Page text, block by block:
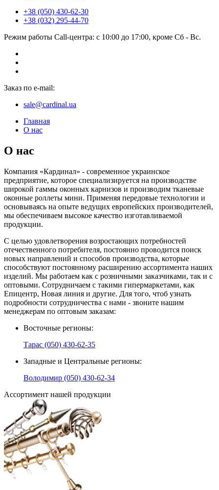
+38 (050) 430-62-30
+38 (032) 295-44-70
Режим работы Call-центра: с 10:00 до 17:00, кроме Сб - Вс.
Заказ по e-mail:
sale@cardinal.ua
Главная
О нас
О нас
Компания «Кардинал» - современное украинское
предприятие, которое специализируется на производстве
широкой гаммы оконных карнизов и производим тканевые
оконные роллеты мини. Применяя передовые технологии и
основываясь на опыте ведущих европейских производителей,
мы обеспечиваем высокое качество изготавливаемой
продукции.
С целью удовлетворения возростающих потребностей
отечественного потребителя, постоянно проводится поиск
новых направлений и способов производства, которые
способствуют постоянному расширению ассортимента наших
изделий. Мы работаем как с розничными заказчиками, так и с
оптовыми. Сотрудничаем с такими гипермаркетами, как
Епицентр, Новая линия и другие. Для того, чтоб узнать
подробности сотрудничества с нами - звоните нашим
менеджерам по оптовым заказам:
Восточные регионы:
Тарас (050) 430-62-35
Западные и Центральные регионы:
Володимир (050) 430-62-34
Ассортимент нашей продукции